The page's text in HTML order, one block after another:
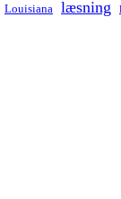
Louisiana læsning